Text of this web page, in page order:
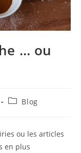
… ou
PostBlog
ou les articles
en plus